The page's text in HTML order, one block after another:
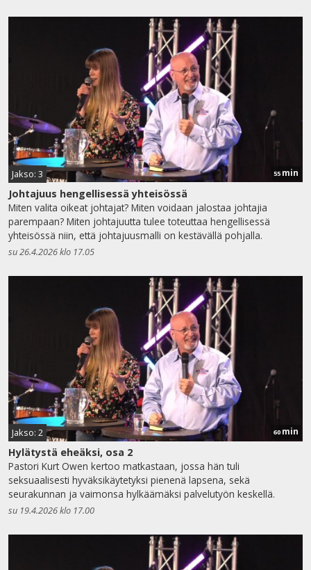
Jakso: 3 55 min
Johtajuus hengellisessä yhteisössä
Miten valita oikeat johtajat? Miten voidaan jalostaa johtajia
parempaan? Miten johtajuutta tulee toteuttaa hengellisessä
yhteisössä niin, että johtajuusmalli on kestävällä pohjalla.
su 26.4.2026 klo 17.05
Jakso: 2 60 min
Hylätystä eheäksi, osa 2
Pastori Kurt Owen kertoo matkastaan, jossa hän tuli
seksuaalisesti hyväksikäytetyksi pienenä lapsena, sekä
seurakunnan ja vaimonsa hylkäämäksi palvelutyön keskellä.
su 19.4.2026 klo 17.00